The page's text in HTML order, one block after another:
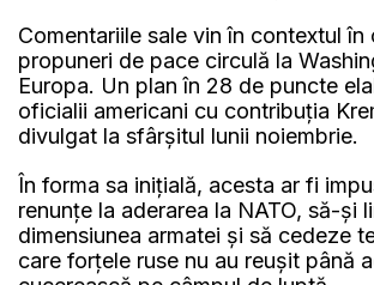
Comentariile sale vin în contextul în
propuneri de pace circulă la
Europa. Un plan în 28 de puncte
oficialii americani cu contribuția
divulgat la sfârșitul lunii noiembrie.
În forma sa inițială, acesta ar fi
renunțe la aderarea la NATO, să-și
dimensiunea armatei și să cedeze
care forțele ruse nu au reușit până